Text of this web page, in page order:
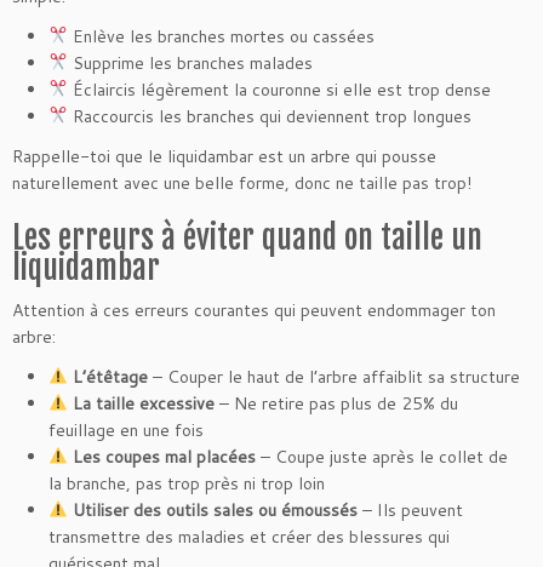
Enlève les branches mortes ou cassées
Supprime les branches malades
Éclaircis légèrement la couronne si elle est trop dense
Raccourcis les branches qui deviennent trop longues
Rappelle-toi que le liquidambar est un arbre qui pousse
naturellement avec une belle forme, donc ne taille pas trop!
Les erreurs à éviter quand on taille un
liquidambar
Attention à ces erreurs courantes qui peuvent endommager ton
arbre:
L’étêtage– Couper le haut de l’arbre affaiblit sa structure
La taille excessive– Ne retire pas plus de 25% du
feuillage en une fois
Les coupes mal placées– Coupe juste après le collet de
la branche, pas trop près ni trop loin
Utiliser des outils sales ou émoussés– Ils peuvent
transmettre des maladies et créer des blessures qui